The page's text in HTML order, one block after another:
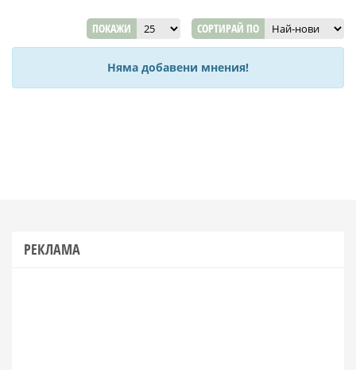
ПОКАЖИ СОРТИРАЙ ПО
Няма добавени мнения!
РЕКЛАМА